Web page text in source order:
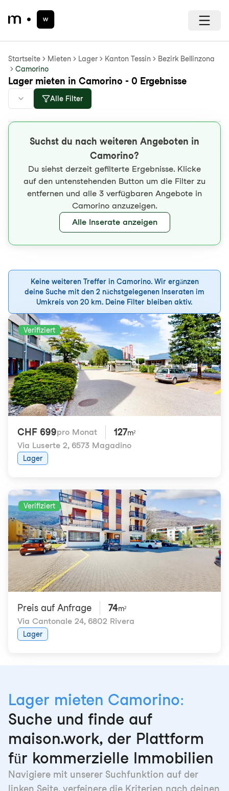
Startseite Mieten Lager Kanton Tessin
Bezirk Bellinzona
Camorino
Lager mieten in Camorino - 0 Ergebnisse
Alle Filter
Suchst du nach weiteren Angeboten in
Camorino?
Du siehst derzeit gefilterte Ergebnisse. Klicke
auf den untenstehenden Button um die Filter zu
entfernen und alle 3 verfügbaren Angebote in
Camorino anzuzeigen.
Alle Inserate anzeigen
Keine weiteren Treffer in Camorino. Wir ergänzen
deine Suche mit den 2 nächstgelegenen Inseraten im
Umkreis von 20 km. Deine Filter bleiben aktiv.
Verifiziert
CHF 699pro Monat 127m²
Via Luserte 2, 6573 Magadino
Lager
Verifiziert
Preis auf Anfrage 74m²
Via Cantonale 24, 6802 Rivera
Lager
Lager mieten Camorino:
Suche und finde auf
maison.work, der Plattform
für kommerzielle Immobilien
Navigiere mit unserer Suchfunktion auf der
linken Seite, verfeinere die Kriterien nach deinen